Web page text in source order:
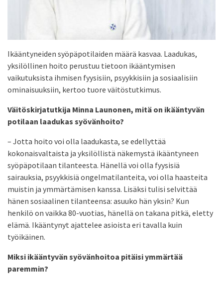
Ikääntyneiden syöpäpotilaiden määrä kasvaa. Laadukas,
yksilöllinen hoito perustuu tietoon ikääntymisen
vaikutuksista ihmisen fyysisiin, psyykkisiin ja sosiaalisiin
ominaisuuksiin, kertoo tuore väitöstutkimus.
Väitöskirjatutkija Minna Launonen, mitä on ikääntyvän
potilaan laadukas syövänhoito?
– Jotta hoito voi olla laadukasta, se edellyttää
kokonaisvaltaista ja yksilöllistä näkemystä ikääntyneen
syöpäpotilaan tilanteesta. Hänellä voi olla fyysisiä
sairauksia, psyykkisiä ongelmatilanteita, voi olla haasteita
muistin ja ymmärtämisen kanssa. Lisäksi tulisi selvittää
hänen sosiaalinen tilanteensa: asuuko hän yksin? Kun
henkilö on vaikka 80-vuotias, hänellä on takana pitkä, eletty
elämä. Ikääntynyt ajattelee asioista eri tavalla kuin
työikäinen.
Miksi ikääntyvän syövänhoitoa pitäisi ymmärtää
paremmin?